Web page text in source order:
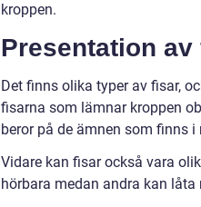
kroppen.
Presentation
Det finns olika typer av fisar,
fisarna som lämnar kroppen
beror på de ämnen som finns
Vidare kan fisar också vara
hörbara medan andra kan